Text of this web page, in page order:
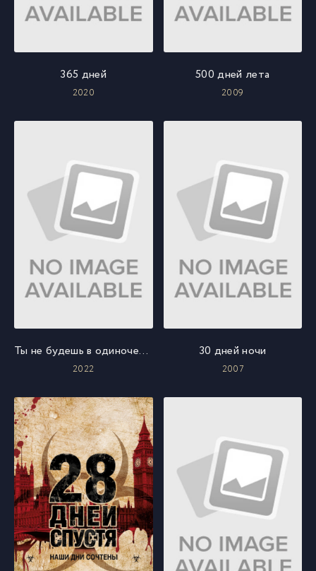
365 дней
2020
500 дней лета
2009
Ты не будешь в одиночестве
2022
30 дней ночи
2007